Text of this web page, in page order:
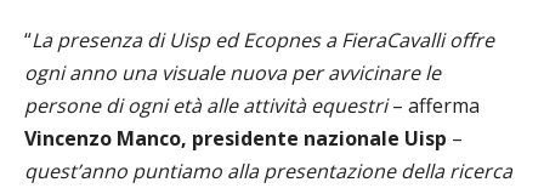
“La presenza di Uisp ed Ecopnes a FieraCavalli offre
ogni anno una visuale nuova per avvicinare le
persone di ogni età alle attività equestri– afferma
Vincenzo Manco, presidente nazionale Uisp –
quest’anno puntiamo alla presentazione della ricerca